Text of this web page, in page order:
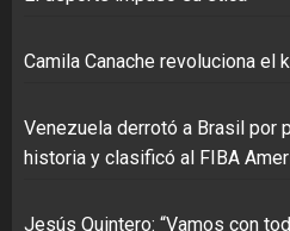
Camila Canache revoluciona el
Venezuela derrotó a Brasil por
historia y clasificó al FIBA
Jesús Quintero: “Vamos con